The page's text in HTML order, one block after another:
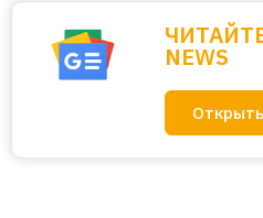
NEWS
Открыть